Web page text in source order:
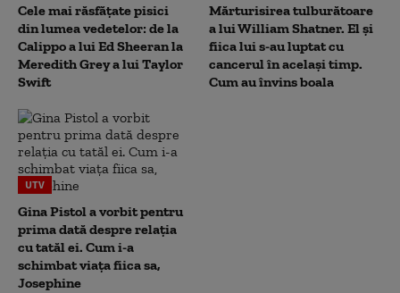
Cele mai răsfățate pisici
din lumea vedetelor: de la
Calippo a lui Ed Sheeran la
Meredith Grey a lui Taylor
Swift
Mărturisirea tulburătoare
a lui William Shatner. El și
fiica lui s-au luptat cu
cancerul în același timp.
Cum au învins boala
UTV
Gina Pistol a vorbit pentru
prima dată despre relația
cu tatăl ei. Cum i-a
schimbat viața fiica sa,
Josephine